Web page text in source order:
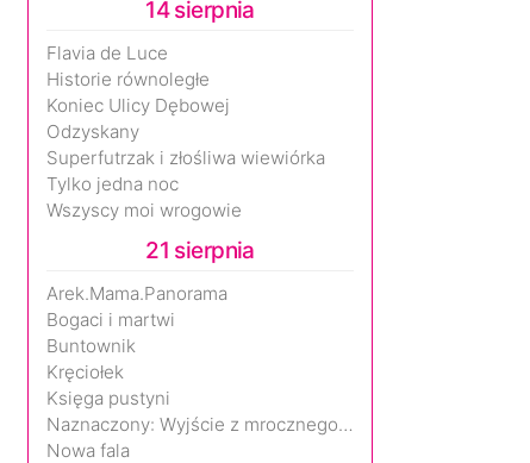
14 sierpnia
Flavia de Luce
Historie równoległe
Koniec Ulicy Dębowej
Odzyskany
Superfutrzak i złośliwa wiewiórka
Tylko jedna noc
Wszyscy moi wrogowie
21 sierpnia
Arek.Mama.Panorama
Bogaci i martwi
Buntownik
Kręciołek
Księga pustyni
Naznaczony: Wyjście z mrocznego wymiaru
Nowa fala